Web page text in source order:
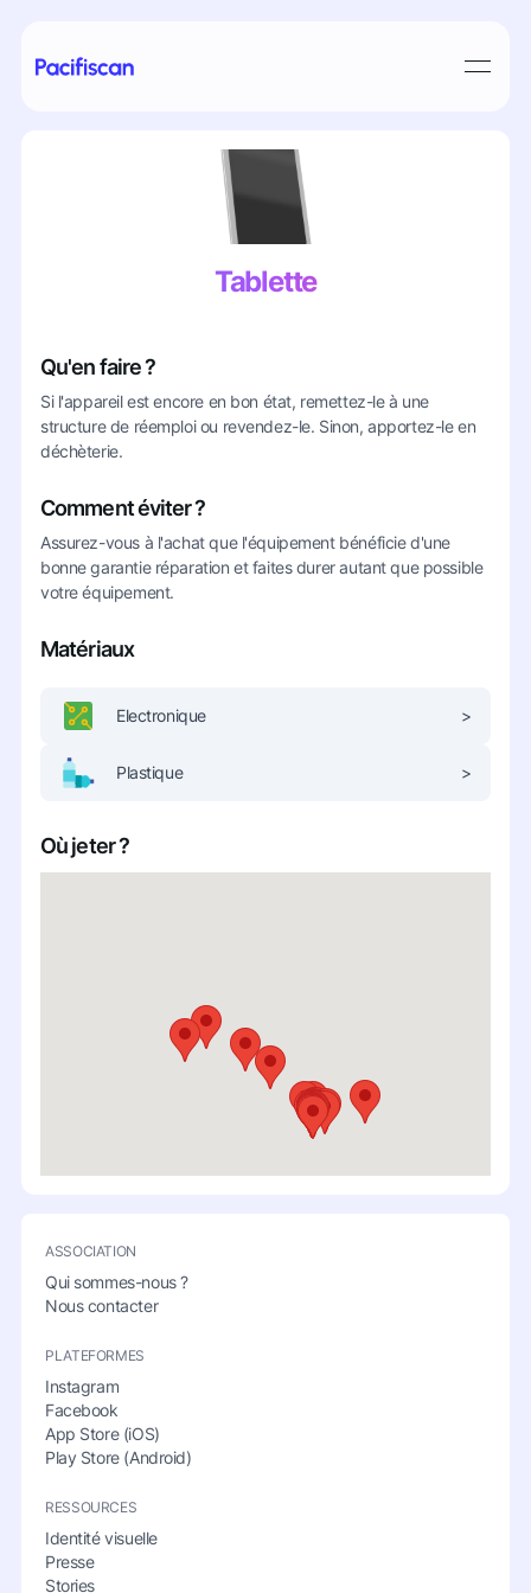
Tablette
Qu'en faire ?
Si l'appareil est encore en bon état, remettez-le à une
structure de réemploi ou revendez-le. Sinon, apportez-le en
déchèterie.
Comment éviter ?
Assurez-vous à l'achat que l'équipement bénéficie d'une
bonne garantie réparation et faites durer autant que possible
votre équipement.
Matériaux
Electronique >
Plastique >
Où jeter ?
ASSOCIATION
Qui sommes-nous ?
Nous contacter
PLATEFORMES
Instagram
Facebook
App Store (iOS)
Play Store (Android)
RESSOURCES
Identité visuelle
Presse
Stories